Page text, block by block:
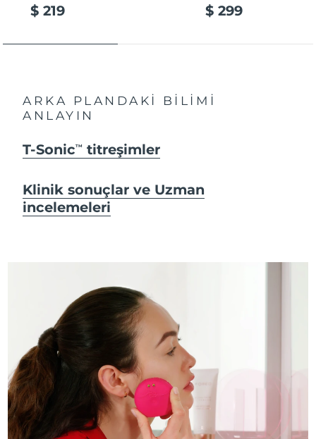
$ 219 $ 299
ARKA PLANDAKİ BİLİMİ
ANLAYIN
T-SonicTM titreşimler
Klinik sonuçlar ve Uzman
incelemeleri